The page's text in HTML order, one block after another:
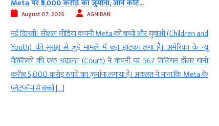
Meta पर ₹5,000 करोड़ का जुर्माना, जाने कोर्ट...
August 07, 2026 AGNIBAN
नई दिल्ली। सोशल मीडिया कंपनी Meta को बच्चों और युवाओं (Children and
Youth) की सुरक्षा से जुड़े मामले में बड़ा झटका लगा है। अमेरिका के न्यू
मैक्सिको की एक अदालत (Court) ने कंपनी पर 567 मिलियन डॉलर यानी
करीब 5,000 करोड़ रुपये का जुर्माना लगाया है। अदालत ने माना कि Meta के
प्लेटफॉर्म से बच्चों […]